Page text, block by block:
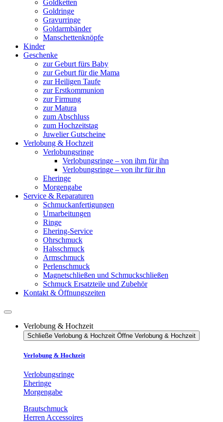
Goldketten
Goldringe
Gravurringe
Goldarmbänder
Manschettenknöpfe
Kinder
Geschenke
zur Geburt fürs Baby
zur Geburt für die Mama
zur Heiligen Taufe
zur Erstkommunion
zur Firmung
zur Matura
zum Abschluss
zum Hochzeitstag
Juwelier Gutscheine
Verlobung & Hochzeit
Verlobungsringe
Verlobungsringe – von ihm für ihn
Verlobungsringe – von ihr für ihn
Eheringe
Morgengabe
Service & Reparaturen
Schmuckanfertigungen
Umarbeitungen
Ringe
Ehering-Service
Ohrschmuck
Halsschmuck
Armschmuck
Perlenschmuck
Magnetschließen und Schmuckschließen
Schmuck Ersatzteile und Zubehör
Kontakt & Öffnungszeiten
Verlobung & Hochzeit
Schließe Verlobung & Hochzeit Öffne Verlobung & Hochzeit
Verlobung & Hochzeit
Verlobungsringe
Eheringe
Morgengabe
Brautschmuck
Herren Accessoires